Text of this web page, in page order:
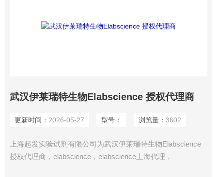
武汉伊莱瑞特生物Elabscience 授权代理商
更新时间： 2026-05-27 型号： 浏览量： 3602
上海起发实验试剂有限公司为武汉伊莱瑞特生物Elabscience
授权代理商，elabscience，elabscience上海代理，